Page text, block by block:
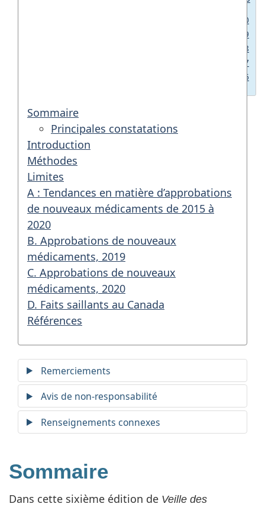
Nouveaux médicaments approuvés en 2020
Nouveaux médicaments approuvés en 2019
Nouveaux médicaments approuvés en 2018
Nouveaux médicaments approuvés en 2017
Nouveaux médicaments approuvés en 2016
Sommaire
Principales constatations
Introduction
Méthodes
Limites
A : Tendances en matière d’approbations
de nouveaux médicaments de 2015 à
2020
B. Approbations de nouveaux
médicaments, 2019
C. Approbations de nouveaux
médicaments, 2020
D. Faits saillants au Canada
Références
Remerciements
Avis de non-responsabilité
Renseignements connexes
Sommaire
Dans cette sixième édition de Veille des